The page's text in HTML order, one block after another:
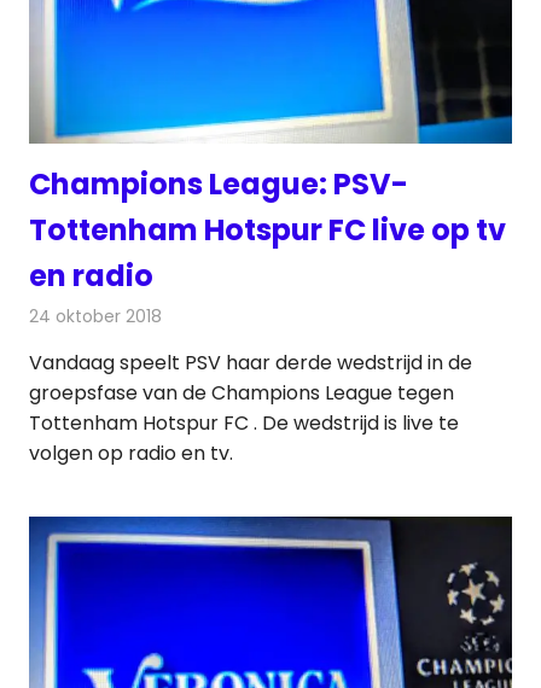
Champions League: PSV-
Tottenham Hotspur FC live op tv
en radio
24 oktober 2018
Vandaag speelt PSV haar derde wedstrijd in de
groepsfase van de Champions League tegen
Tottenham Hotspur FC . De wedstrijd is live te
volgen op radio en tv.